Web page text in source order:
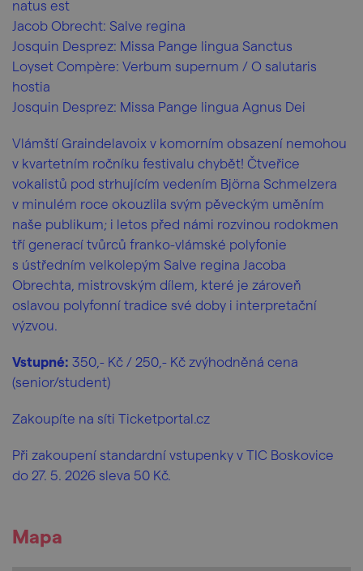
natus est
Jacob Obrecht: Salve regina
Josquin Desprez: Missa Pange lingua Sanctus
Loyset Compère: Verbum supernum / O salutaris
hostia
Josquin Desprez: Missa Pange lingua Agnus Dei
Vlámští Graindelavoix v komorním obsazení nemohou
v kvartetním ročníku festivalu chybět! Čtveřice
vokalistů pod strhujícím vedením Björna Schmelzera
v minulém roce okouzlila svým pěveckým uměním
naše publikum; i letos před námi rozvinou rodokmen
tří generací tvůrců franko-vlámské polyfonie
s ústředním velkolepým Salve regina Jacoba
Obrechta, mistrovským dílem, které je zároveň
oslavou polyfonní tradice své doby i interpretační
výzvou.
Vstupné: 350,- Kč / 250,- Kč zvýhodněná cena
(senior/student)
Zakoupíte na síti Ticketportal.cz
Při zakoupení standardní vstupenky v TIC Boskovice
do 27. 5. 2026 sleva 50 Kč.
Mapa